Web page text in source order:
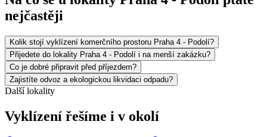
nejčastěji
Kolik stojí vyklízení komerčního prostoru Praha 4 - Podolí?
Přijedete do lokality Praha 4 - Podolí i na menší zakázku?
Co je dobré připravit před příjezdem?
Zajistíte odvoz a ekologickou likvidaci odpadu?
Další lokality
Vyklízení řešíme i v okolí